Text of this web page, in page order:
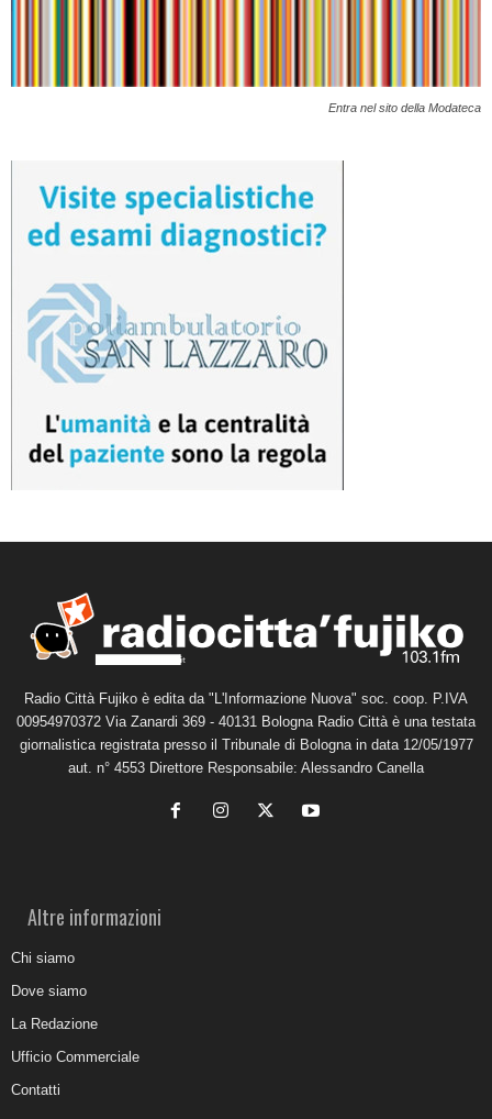
Entra nel sito della Modateca
Radio Città Fujiko è edita da "L'Informazione Nuova" soc. coop. P.IVA
00954970372 Via Zanardi 369 - 40131 Bologna Radio Città è una testata
giornalistica registrata presso il Tribunale di Bologna in data 12/05/1977
aut. n° 4553 Direttore Responsabile: Alessandro Canella
Altre informazioni
Chi siamo
Dove siamo
La Redazione
Ufficio Commerciale
Contatti